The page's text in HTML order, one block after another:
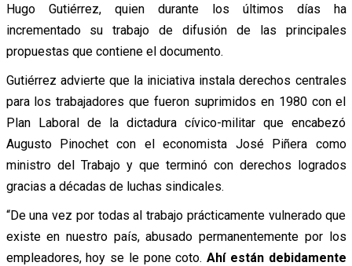
Hugo Gutiérrez, quien durante los últimos días ha
incrementado su trabajo de difusión de las principales
propuestas que contiene el documento.
Gutiérrez advierte que la iniciativa instala derechos centrales
para los trabajadores que fueron suprimidos en 1980 con el
Plan Laboral de la dictadura cívico-militar que encabezó
Augusto Pinochet con el economista José Piñera como
ministro del Trabajo y que terminó con derechos logrados
gracias a décadas de luchas sindicales.
“De una vez por todas al trabajo prácticamente vulnerado que
existe en nuestro país, abusado permanentemente por los
empleadores, hoy se le pone coto. Ahí están debidamente